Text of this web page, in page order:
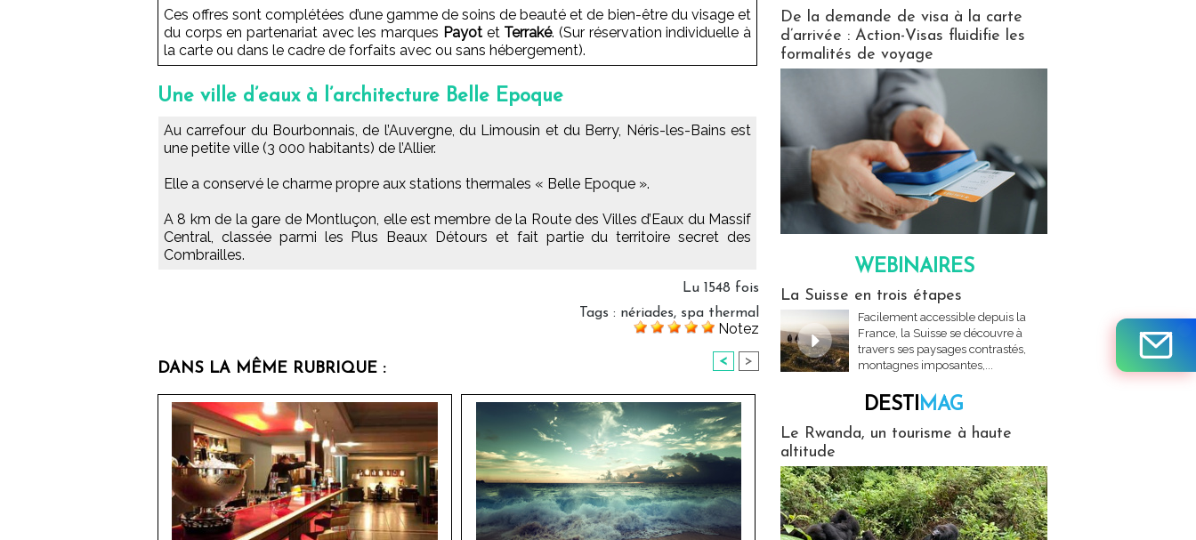
Ces offres sont complétées d’une gamme de soins de beauté et de bien-être du visage et
du corps en partenariat avec les marques Payotet Terraké. (Sur réservation individuelle à
la carte ou dans le cadre de forfaits avec ou sans hébergement).
Une ville d’eaux à l’architecture Belle Epoque
Au carrefour du Bourbonnais, de l’Auvergne, du Limousin et du Berry, Néris-les-Bains est
une petite ville (3 000 habitants) de l’Allier.
Elle a conservé le charme propre aux stations thermales « Belle Epoque ».
A 8 km de la gare de Montluçon, elle est membre de la Route des Villes d’Eaux du Massif
Central, classée parmi les Plus Beaux Détours et fait partie du territoire secret des
Combrailles.
Lu 1548 fois
Tags : nériades, spa thermal
Notez
DANS LA MÊME RUBRIQUE : < >
De la demande de visa à la carte
d’arrivée : Action-Visas fluidifie les
formalités de voyage
WEBINAIRES
La Suisse en trois étapes
Facilement accessible depuis la
France, la Suisse se découvre à
travers ses paysages contrastés,
montagnes imposantes,...
DESTIMAG
Le Rwanda, un tourisme à haute
altitude